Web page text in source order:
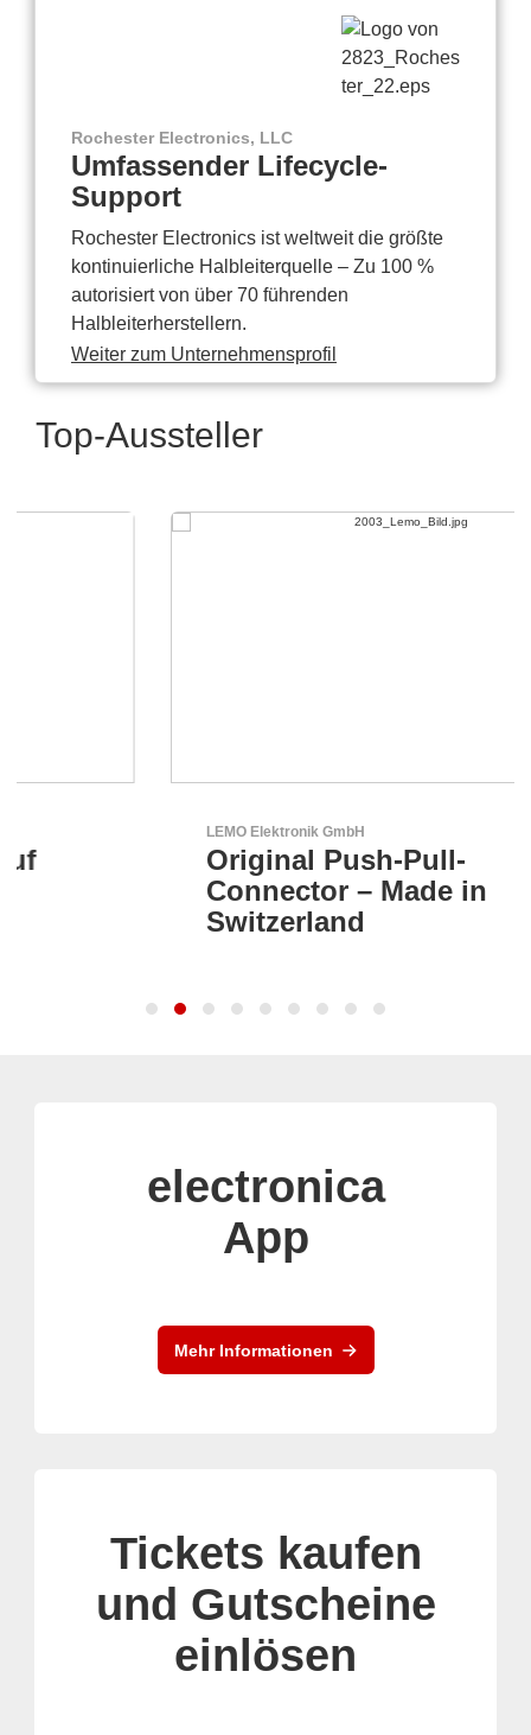
Rochester Electronics, LLC
Umfassender Lifecycle-
Support
Rochester Electronics ist weltweit die größte
kontinuierliche Halbleiterquelle – Zu 100 %
autorisiert von über 70 führenden
Halbleiterherstellern.
Weiter zum Unternehmensprofil
Top-Aussteller
LEMO Elektronik GmbH
Original Push-Pull-
Connector – Made in
Switzerland
electronica
App
Mehr Informationen
Tickets kaufen
und Gutscheine
einlösen